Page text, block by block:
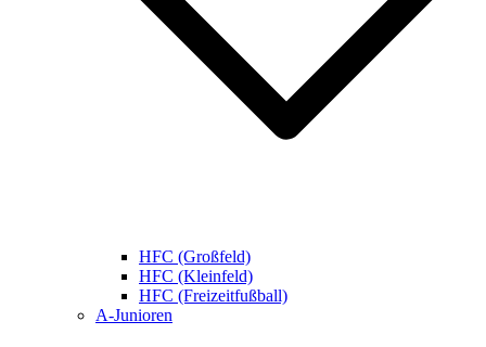
HFC (Großfeld)
HFC (Kleinfeld)
HFC (Freizeitfußball)
A-Junioren